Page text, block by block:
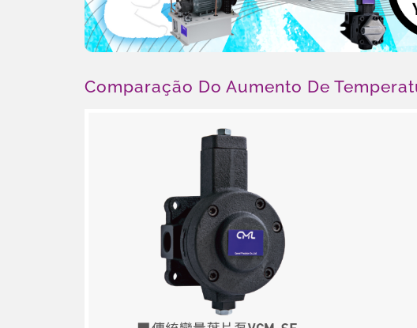
Comparação Do Aumento De